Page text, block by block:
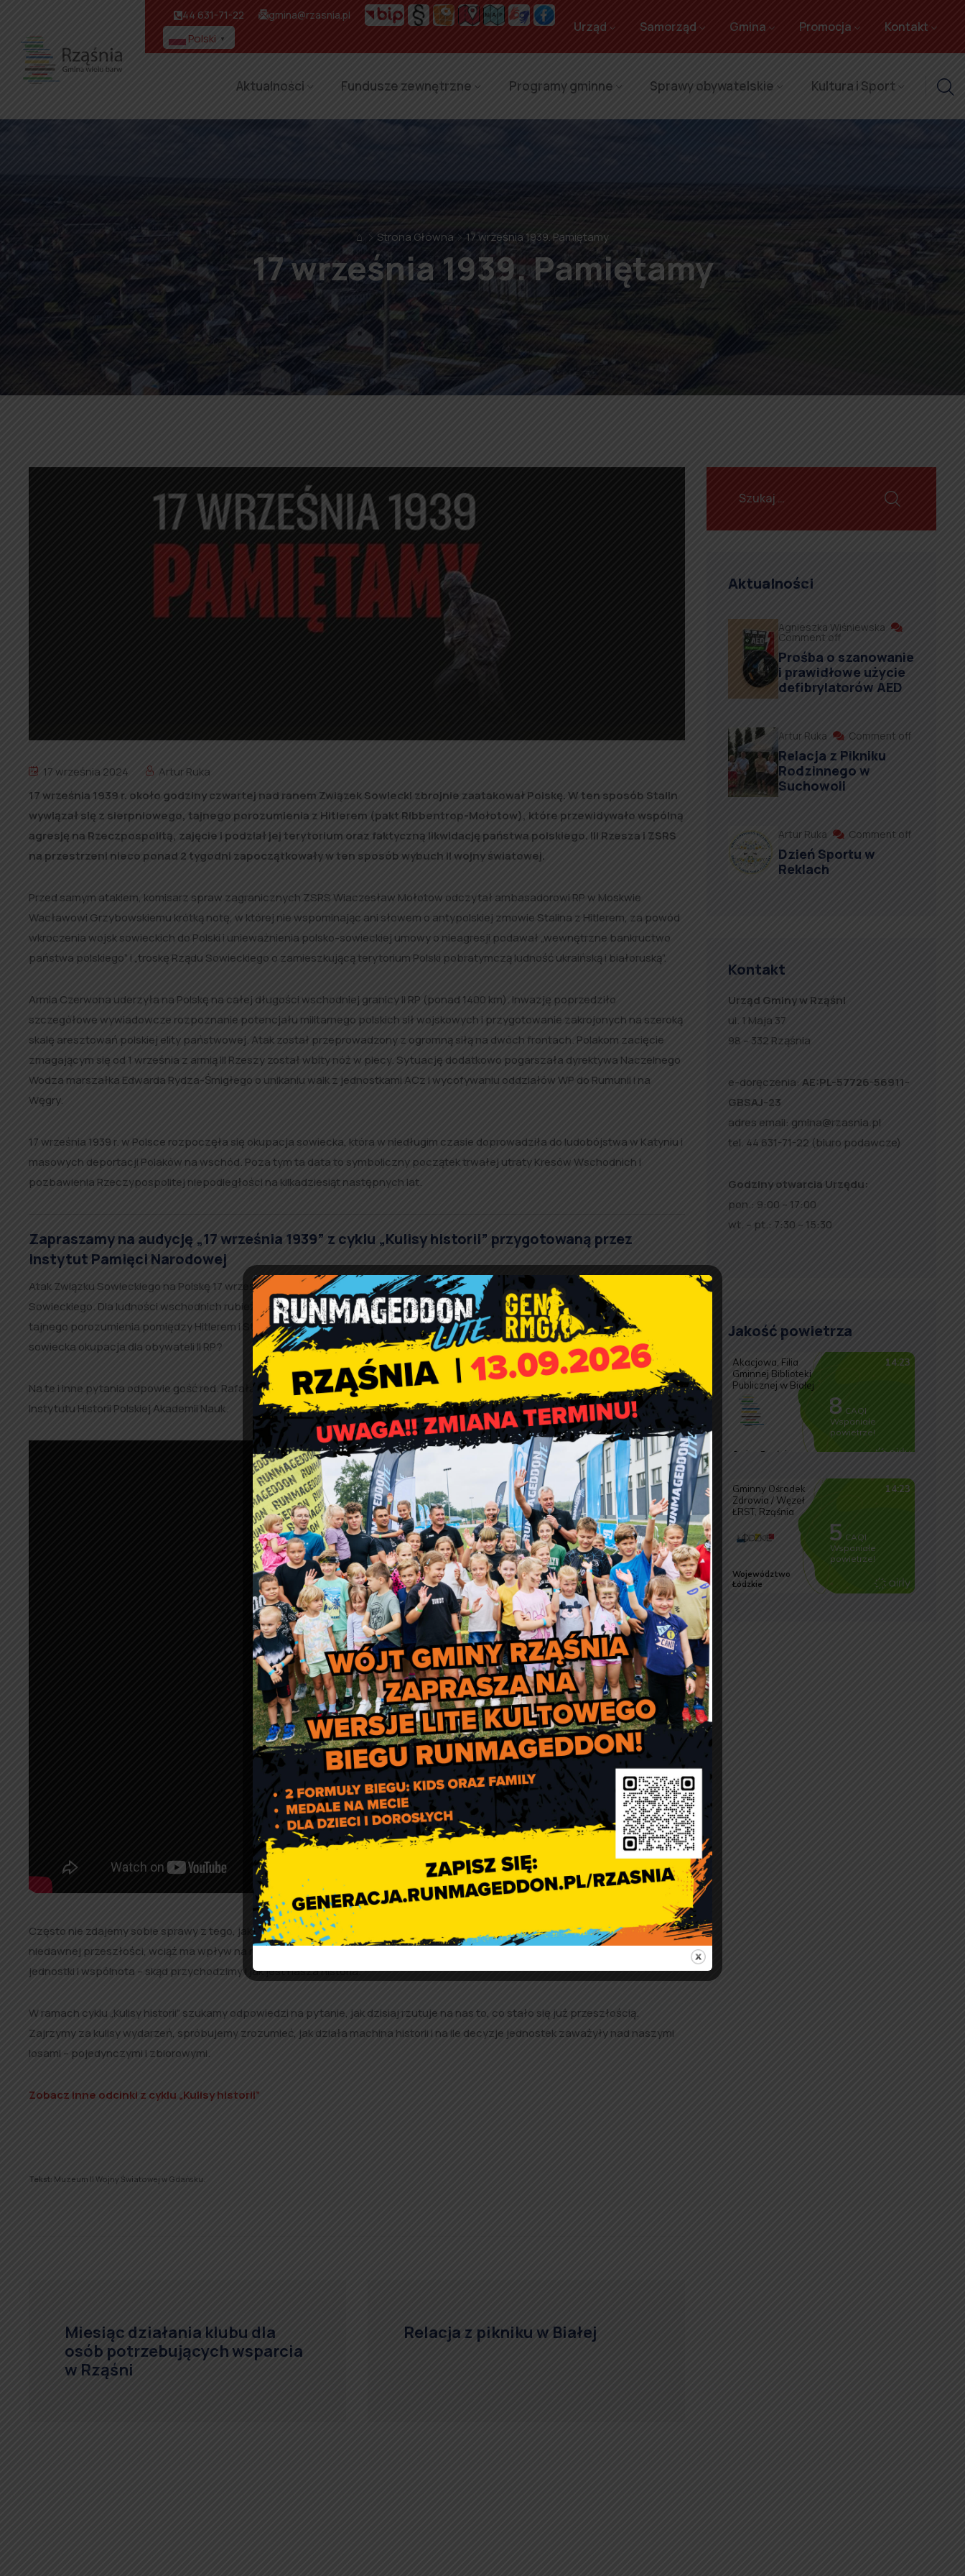
44 631-71-22 gmina@rzasnia.pl
Polski ▼
Urząd Samorząd Gmina Promocja Kontakt
Aktualności Fundusze zewnętrzne Programy gminne Sprawy obywatelskie Kultura i Sport
⌂ Strona Główna 17 września 1939. Pamiętamy
17 września 1939. Pamiętamy
17 września 2024
Artur Ruka
17 września 1939 r. około godziny czwartej nad ranem Związek Sowiecki zbrojnie zaatakował Polskę. W ten sposób Stalin
wywiązał się z sierpniowego, tajnego porozumienia z Hitlerem (pakt Ribbentrop-Mołotow), które przewidywało wspólną
agresję na Rzeczpospolitą, zajęcie i podział jej terytorium oraz faktyczną likwidację państwa polskiego. III Rzesza i ZSRS
na przestrzeni nieco ponad 2 tygodni zapoczątkowały w ten sposób wybuch II wojny światowej.
Przed samym atakiem, komisarz spraw zagranicznych ZSRS Wiaczesław Mołotow odczytał ambasadorowi RP w Moskwie
Wacławowi Grzybowskiemu krótką notę, w której nie wspominając ani słowem o antypolskiej zmowie Stalina z Hitlerem, za powód
wkroczenia wojsk sowieckich do Polski i unieważnienia polsko-sowieckiej umowy o nieagresji podawał „wewnętrzne bankructwo
państwa polskiego” i „troskę Rządu Sowieckiego o zamieszkującą terytorium Polski pobratymczą ludność ukraińską i białoruską”.
Armia Czerwona uderzyła na Polskę na całej długości wschodniej granicy II RP (ponad 1400 km). Inwazję poprzedziło
szczegółowe wywiadowcze rozpoznanie potencjału militarnego polskich sił wojskowych i przygotowanie zakrojonych na szeroką
skalę aresztowań polskiej elity państwowej. Atak został przeprowadzony z ogromną siłą na dwóch frontach. Polakom zacięcie
zmagającym się od 1 września z armią III Rzeszy został wbity nóż w plecy. Sytuację dodatkowo pogarszała dyrektywa Naczelnego
Wodza marszałka Edwarda Rydza-Śmigłego o unikaniu walk z jednostkami ACz i wycofywaniu oddziałów WP do Rumunii i na
Węgry.
17 września 1939 r. w Polsce rozpoczęła się okupacja sowiecka, która w niedługim czasie doprowadziła do ludobójstwa w Katyniu i
masowych deportacji Polaków na wschód. Poza tym ta data to symboliczny początek trwałej utraty Kresów Wschodnich i
pozbawienia Rzeczypospolitej niepodległości na kilkadziesiąt następnych lat.
Zapraszamy na audycję „17 września 1939” z cyklu „Kulisy historii” przygotowaną przez
Instytut Pamięci Narodowej
Atak Związku Sowieckiego na Polskę 17 września1939 był skutkiem tajnego porozumienia szefów dyplomacji III Rzeszy i Związku
Sowieckiego. Dla ludności wschodnich rubieży II RP to początek prześladowań, wywózek, łagrów, tułaczki. Dlaczego doszło do
tajnego porozumienia pomiędzy Hitlerem i Stalinem? Jak na ten atak zareagował Naczelny Wódz WP? Jakie skutki przyniosła
sowiecka okupacja dla obywateli II RP?
Na te i inne pytania odpowie gość red. Rafała Dudkiewicza – dr Paweł Libera, historyk pracownik Biura Badań Historycznych IPN i
Instytutu Historii Polskiej Akademii Nauk.
Często nie zdajemy sobie sprawy z tego, jak bardzo jesteśmy zakorzenieni w historii; nie dostrzegamy, że to, co wydarzyło się w
niedawnej przeszłości, wciąż ma wpływ na nas i nasze otoczenie. Dla zrozumienia własnej tożsamości musimy wiedzieć – jako
jednostki i wspólnota – skąd przychodzimy i jak jest nasza historia.
W ramach cyklu „Kulisy historii” szukamy odpowiedzi na pytanie, jak dzisiaj rzutuje na nas to, co stało się już przeszłością.
Zajrzymy za kulisy wydarzeń, spróbujemy zrozumieć, jak działa machina historii i na ile decyzje jednostek zaważyły nad naszymi
losami – pojedynczymi i zbiorowymi.
Zobacz inne odcinki z cyklu „Kulisy historii”
Tekst: Muzeum II Wojny Światowej w Gdańsku.
Miesiąc działania klubu dla
osób potrzebujących wsparcia
w Rząśni
Relacja z pikniku w Białej
Aktualności
Agnieszka Wiśniewska
Comment off
Prośba o szanowanie
i prawidłowe użycie
defibrylatorów AED
Artur Ruka Comment off
Relacja z Pikniku
Rodzinnego w
Suchowoli
Artur Ruka Comment off
Dzień Sportu w
Reklach
Kontakt
Urząd Gminy w Rząśni
ul. 1 Maja 37
98 – 332 Rząśnia
e-doręczenia: AE:PL-57726-56911-
GBSAJ-23
adres email: gmina@rzasnia.pl
tel. 44 631-71-22 (biuro podawcze)
Godziny otwarcia Urzędu:
pon.: 9:00 – 17:00
wt. – pt.: 7:30 – 15:30
Jakość powietrza